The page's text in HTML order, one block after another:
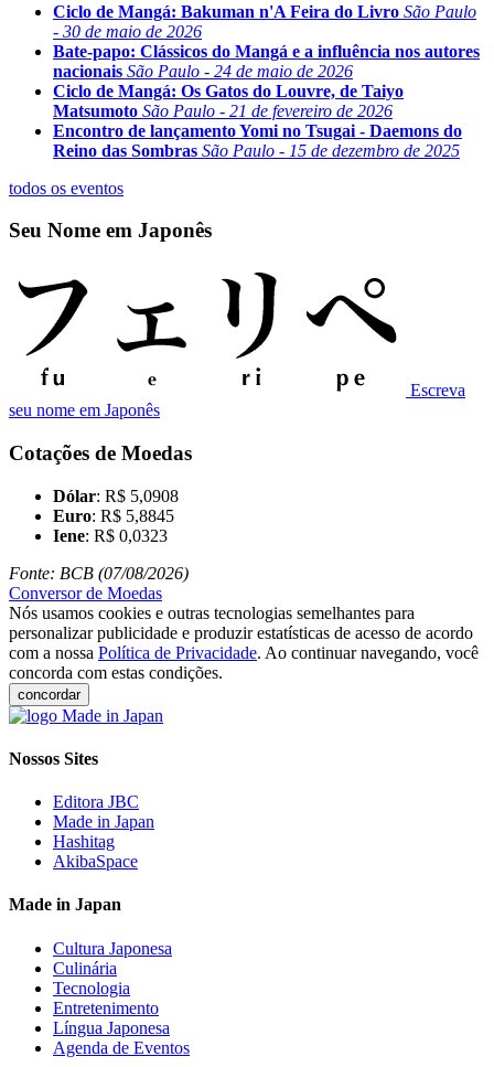
Ciclo de Mangá: Bakuman n'A Feira do Livro São Paulo
- 30 de maio de 2026
Bate-papo: Clássicos do Mangá e a influência nos autores
nacionais São Paulo - 24 de maio de 2026
Ciclo de Mangá: Os Gatos do Louvre, de Taiyo
Matsumoto São Paulo - 21 de fevereiro de 2026
Encontro de lançamento Yomi no Tsugai - Daemons do
Reino das Sombras São Paulo - 15 de dezembro de 2025
todos os eventos
Seu Nome em Japonês
Escreva
seu nome em Japonês
Cotações de Moedas
Dólar: R$ 5,0908
Euro: R$ 5,8845
Iene: R$ 0,0323
Fonte: BCB (07/08/2026)
Conversor de Moedas
Nós usamos cookies e outras tecnologias semelhantes para
personalizar publicidade e produzir estatísticas de acesso de acordo
com a nossa Política de Privacidade. Ao continuar navegando, você
concorda com estas condições.
concordar
Nossos Sites
Editora JBC
Made in Japan
Hashitag
AkibaSpace
Made in Japan
Cultura Japonesa
Culinária
Tecnologia
Entretenimento
Língua Japonesa
Agenda de Eventos